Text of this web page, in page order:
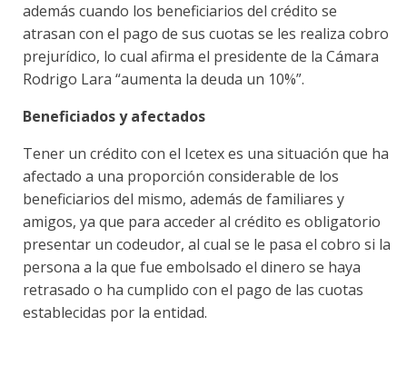
además cuando los beneficiarios del crédito se
atrasan con el pago de sus cuotas se les realiza cobro
prejurídico, lo cual afirma el presidente de la Cámara
Rodrigo Lara “aumenta la deuda un 10%”.
Beneficiados y afectados
Tener un crédito con el Icetex es una situación que ha
afectado a una proporción considerable de los
beneficiarios del mismo, además de familiares y
amigos, ya que para acceder al crédito es obligatorio
presentar un codeudor, al cual se le pasa el cobro si la
persona a la que fue embolsado el dinero se haya
retrasado o ha cumplido con el pago de las cuotas
establecidas por la entidad.